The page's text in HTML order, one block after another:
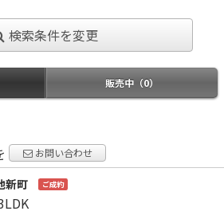
検索条件を変更
販売中（0）
お問い合わせ
新町 ご成約